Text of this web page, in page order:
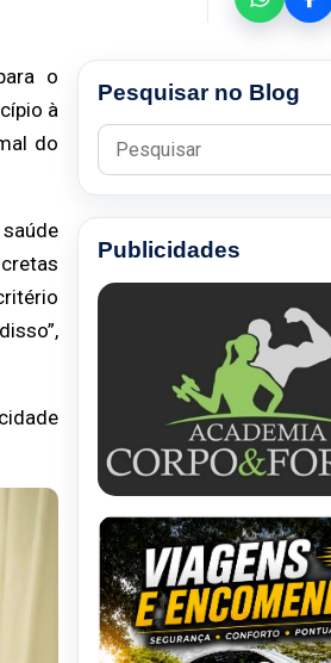
o
à
do
Pesquisar no Blog
Pesquisar por:
Publicidades